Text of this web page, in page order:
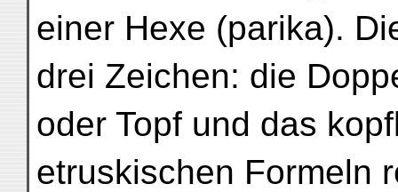
einer Hexe (parika).
drei Zeichen: die
oder Topf und das
etruskischen Formeln